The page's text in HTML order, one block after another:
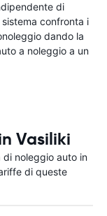
di
confronta i
dando la
a noleggio a un
Vasiliki
di noleggio auto in
di queste